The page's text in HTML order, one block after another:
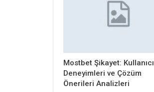
Mostbet Şikayet: Kullanıcı
Deneyimleri ve Çözüm
Önerileri Analizleri